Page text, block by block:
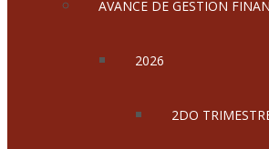
AVANCE DE GESTION
2026
2DO